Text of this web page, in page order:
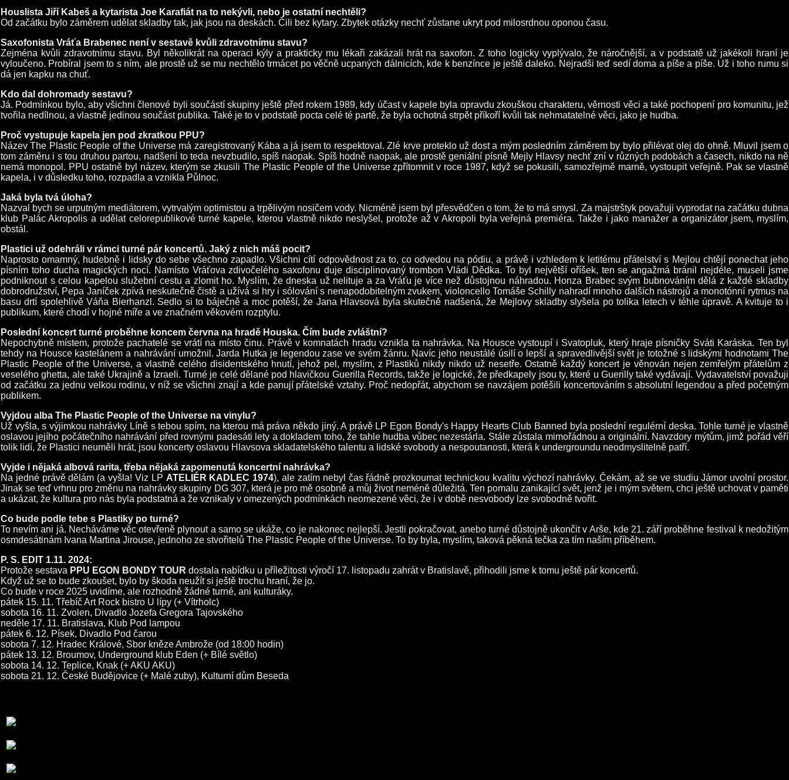
Houslista Jiří Kabeš a kytarista Joe Karafiát na to nekývli, nebo je ostatní nechtěli?
Od začátku bylo záměrem udělat skladby tak, jak jsou na deskách. Čili bez kytary. Zbytek otázky nechť zůstane ukryt pod milosrdnou oponou času.
Saxofonista Vráťa Brabenec není v sestavě kvůli zdravotnímu stavu?
Zejména kvůli zdravotnímu stavu. Byl několikrát na operaci kýly a prakticky mu lékaři zakázali hrát na saxofon. Z toho logicky vyplývalo, že náročnější, a v podstatě už jakékoli hraní je
vyloučeno. Probíral jsem to s ním, ale prostě už se mu nechtělo trmácet po věčně ucpaných dálnicích, kde k benzínce je ještě daleko. Nejradši teď sedí doma a píše a píše. Už i toho rumu si
dá jen kapku na chuť.
Kdo dal dohromady sestavu?
Já. Podmínkou bylo, aby všichni členové byli součástí skupiny ještě před rokem 1989, kdy účast v kapele byla opravdu zkouškou charakteru, věrnosti věci a také pochopení pro komunitu, jež
tvořila nedílnou, a vlastně jedinou součást publika. Také je to v podstatě pocta celé té partě, že byla ochotná strpět příkoří kvůli tak nehmatatelné věci, jako je hudba.
Proč vystupuje kapela jen pod zkratkou PPU?
Název The Plastic People of the Universe má zaregistrovaný Kába a já jsem to respektoval. Zlé krve proteklo už dost a mým posledním záměrem by bylo přilévat olej do ohně. Mluvil jsem o
tom záměru i s tou druhou partou, nadšení to teda nevzbudilo, spíš naopak. Spíš hodně naopak, ale prostě geniální písně Mejly Hlavsy nechť zní v různých podobách a časech, nikdo na ně
nemá monopol. PPU ostatně byl název, kterým se zkusili The Plastic People of the Universe zpřítomnit v roce 1987, když se pokusili, samozřejmě marně, vystoupit veřejně. Pak se vlastně
kapela, i v důsledku toho, rozpadla a vznikla Půlnoc.
Jaká byla tvá úloha?
Nazval bych se urputným mediátorem, vytrvalým optimistou a trpělivým nosičem vody. Nicméně jsem byl přesvědčen o tom, že to má smysl. Za majstrštyk považuji vyprodat na začátku dubna
klub Palác Akropolis a udělat celorepublikové turné kapele, kterou vlastně nikdo neslyšel, protože až v Akropoli byla veřejná premiéra. Takže i jako manažer a organizátor jsem, myslím,
obstál.
Plastici už odehráli v rámci turné pár koncertů. Jaký z nich máš pocit?
Naprosto omamný, hudebně i lidsky do sebe všechno zapadlo. Všichni cítí odpovědnost za to, co odvedou na pódiu, a právě i vzhledem k letitému přátelství s Mejlou chtějí ponechat jeho
písním toho ducha magických nocí. Namísto Vráťova zdivočelého saxofonu duje disciplinovaný trombon Vládi Dědka. To byl největší oříšek, ten se angažmá bránil nejdéle, museli jsme
podniknout s celou kapelou služební cestu a zlomit ho. Myslím, že dneska už nelituje a za Vráťu je více než důstojnou náhradou. Honza Brabec svým bubnováním dělá z každé skladby
dobrodružství, Pepa Janíček zpívá neskutečně čistě a užívá si hry i sólování s nenapodobitelným zvukem, violoncello Tomáše Schilly nahradí mnoho dalších nástrojů a monotónní rytmus na
basu drtí spolehlivě Váňa Bierhanzl. Sedlo si to báječně a moc potěší, že Jana Hlavsová byla skutečně nadšená, že Mejlovy skladby slyšela po tolika letech v téhle úpravě. A kvituje to i
publikum, které chodí v hojné míře a ve značném věkovém rozptylu.
Poslední koncert turné proběhne koncem června na hradě Houska. Čím bude zvláštní?
Nepochybně místem, protože pachatelé se vrátí na místo činu. Právě v komnatách hradu vznikla ta nahrávka. Na Housce vystoupí i Svatopluk, který hraje písničky Sváti Karáska. Ten byl
tehdy na Housce kastelánem a nahrávání umožnil. Jarda Hutka je legendou zase ve svém žánru. Navíc jeho neustálé úsilí o lepší a spravedlivější svět je totožné s lidskými hodnotami The
Plastic People of the Universe, a vlastně celého disidentského hnutí, jehož pel, myslím, z Plastiků nikdy nikdo už nesetře. Ostatně každý koncert je věnován nejen zemřelým přátelům z
veselého ghetta, ale také Ukrajině a Izraeli. Turné je celé dělané pod hlavičkou Guerilla Records, takže je logické, že předkapely jsou ty, které u Guerilly také vydávají. Vydavatelství považuji
od začátku za jednu velkou rodinu, v níž se všichni znají a kde panují přátelské vztahy. Proč nedopřát, abychom se navzájem potěšili koncertováním s absolutní legendou a před početným
publikem.
Vyjdou alba The Plastic People of the Universe na vinylu?
Už vyšla, s výjimkou nahrávky Líně s tebou spím, na kterou má práva někdo jiný. A právě LP Egon Bondy's Happy Hearts Club Banned byla poslední regulérní deska. Tohle turné je vlastně
oslavou jejího počátečního nahrávání před rovnými padesáti lety a dokladem toho, že tahle hudba vůbec nezestárla. Stále zůstala mimořádnou a originální. Navzdory mýtům, jimž pořád věří
tolik lidí, že Plastici neuměli hrát, jsou koncerty oslavou Hlavsova skladatelského talentu a lidské svobody a nespoutanosti, která k undergroundu neodmyslitelně patří.
Vyjde i nějaká albová rarita, třeba nějaká zapomenutá koncertní nahrávka?
Na jedné právě dělám (a vyšla! Viz LP ATELIÉR KADLEC 1974), ale zatím nebyl čas řádně prozkoumat technickou kvalitu výchozí nahrávky. Čekám, až se ve studiu Jámor uvolní prostor.
Jinak se teď vrhnu pro změnu na nahrávky skupiny DG 307, která je pro mě osobně a můj život neméně důležitá. Ten pomalu zanikající svět, jenž je i mým světem, chci ještě uchovat v paměti
a ukázat, že kultura pro nás byla podstatná a že vznikaly v omezených podmínkách neomezené věci, že i v době nesvobody lze svobodně tvořit.
Co bude podle tebe s Plastiky po turné?
To nevím ani já. Necháváme věc otevřeně plynout a samo se ukáže, co je nakonec nejlepší. Jestli pokračovat, anebo turné důstojně ukončit v Arše, kde 21. září proběhne festival k nedožitým
osmdesátinám Ivana Martina Jirouse, jednoho ze stvořitelů The Plastic People of the Universe. To by byla, myslím, taková pěkná tečka za tím naším příběhem.
P. S. EDIT 1.11. 2024:
Protože sestava PPU EGON BONDY TOUR dostala nabídku u příležitosti výročí 17. listopadu zahrát v Bratislavě, přihodili jsme k tomu ještě pár koncertů.
Když už se to bude zkoušet, bylo by škoda neužít si ještě trochu hraní, že jo.
Co bude v roce 2025 uvidíme, ale rozhodně žádné turné, ani kulturáky.
pátek 15. 11. Třebíč Art Rock bistro U lípy (+ Vítrholc)
sobota 16. 11. Zvolen, Divadlo Jozefa Gregora Tajovského
neděle 17. 11. Bratislava, Klub Pod lampou
pátek 6. 12. Písek, Divadlo Pod čarou
sobota 7. 12. Hradec Králové, Sbor kněze Ambrože (od 18:00 hodin)
pátek 13. 12. Broumov, Underground klub Eden (+ Bílé světlo)
sobota 14. 12. Teplice, Knak (+ AKU AKU)
sobota 21. 12. České Budějovice (+ Malé zuby), Kulturní dům Beseda